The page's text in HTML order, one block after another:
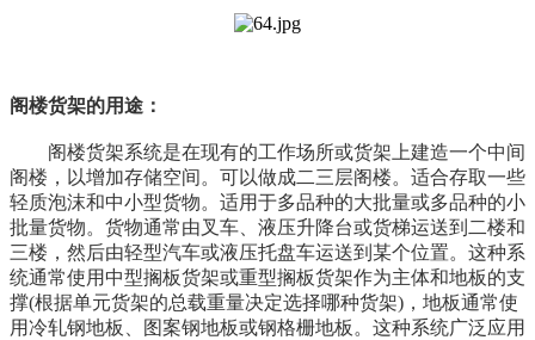
阁楼货架的用途：
阁楼货架系统是在现有的工作场所或货架上建造一个中间
阁楼，以增加存储空间。可以做成二三层阁楼。适合存取一些
轻质泡沫和中小型货物。适用于多品种的大批量或多品种的小
批量货物。货物通常由叉车、液压升降台或货梯运送到二楼和
三楼，然后由轻型汽车或液压托盘车运送到某个位置。这种系
统通常使用中型搁板货架或重型搁板货架作为主体和地板的支
撑(根据单元货架的总载重量决定选择哪种货架)，地板通常使
用冷轧钢地板、图案钢地板或钢格栅地板。这种系统广泛应用